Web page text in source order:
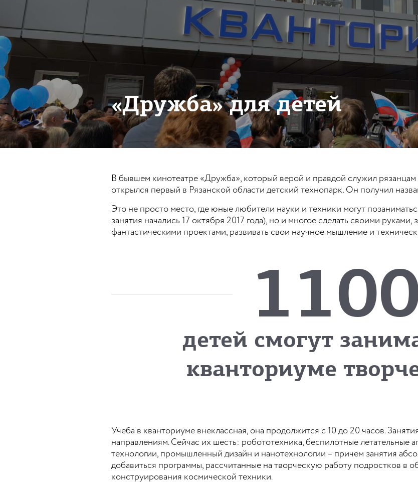
«Дружба» для детей
В бывшем кинотеатре «Дружба», который верой и правдой служил рязанцам
открылся первый в Рязанской области детский технопарк. Он получил
Это не просто место, где юные любители науки и техники могут
занятия начались 17 октября 2017 года), но и многое сделать своими руками,
фантастическими проектами, развивать свои научное мышление и
детей смогут
кванториуме
Учеба в кванториуме внеклассная, она продолжится с 10 до 20 часов.
направлениям. Сейчас их шесть: робототехника, беспилотные летательные
технологии, промышленный дизайн и нанотехнологии – причем занятия
добавиться программы, рассчитанные на творческую работу подростков в
конструирования космической техники.